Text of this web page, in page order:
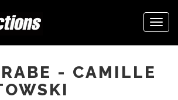
- CAMILLE